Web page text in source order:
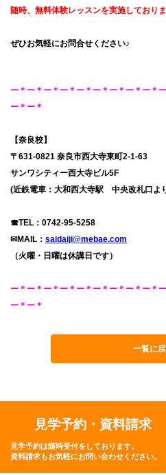
随時、無料体験レッスンを実施しており
ぜひお気軽にお問合せください♪
ー＊ー＊ー＊ー＊ー＊ー＊ー＊ー＊ー＊
ー＊ー＊
【奈良校】
〒631-0821 奈良市西大寺東町2-1-63
サンワシティー西大寺ビル5F
(近鉄電車：大和西大寺駅 中央改札口よ
☎TEL：0742-95-5258
✉MAIL： saidaiji@mebae.com
（火曜・日曜は休講日です）
ー＊ー＊ー＊ー＊ー＊ー＊ー＊ー＊ー＊
ー＊ー＊
一覧に
見学予約・資料請求
見学予約は随時受付をしております。
資料請求もお気軽にお問い合わせください。